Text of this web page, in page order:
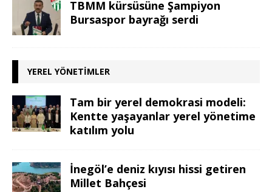
TBMM kürsüsüne Şampiyon
Bursaspor bayrağı serdi
YEREL YÖNETIMLER
Tam bir yerel demokrasi modeli:
Kentte yaşayanlar yerel yönetime
katılım yolu
İnegöl’e deniz kıyısı hissi getiren
Millet Bahçesi